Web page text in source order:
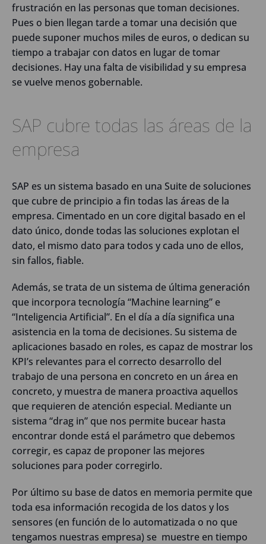
frustración en las personas que toman decisiones.
Pues o bien llegan tarde a tomar una decisión que
puede suponer muchos miles de euros, o dedican su
tiempo a trabajar con datos en lugar de tomar
decisiones. Hay una falta de visibilidad y su empresa
se vuelve menos gobernable.
SAP cubre todas las áreas de la
empresa
SAP es un sistema basado en una Suite de soluciones
que cubre de principio a fin todas las áreas de la
empresa. Cimentado en un core digital basado en el
dato único, donde todas las soluciones explotan el
dato, el mismo dato para todos y cada uno de ellos,
sin fallos, fiable.
Además, se trata de un sistema de última generación
que incorpora tecnología “Machine learning” e
“Inteligencia Artificial”. En el día a día significa una
asistencia en la toma de decisiones. Su sistema de
aplicaciones basado en roles, es capaz de mostrar los
KPI’s relevantes para el correcto desarrollo del
trabajo de una persona en concreto en un área en
concreto, y muestra de manera proactiva aquellos
que requieren de atención especial. Mediante un
sistema “drag in” que nos permite bucear hasta
encontrar donde está el parámetro que debemos
corregir, es capaz de proponer las mejores
soluciones para poder corregirlo.
Por último su base de datos en memoria permite que
toda esa información recogida de los datos y los
sensores (en función de lo automatizada o no que
tengamos nuestras empresa) se muestre en tiempo